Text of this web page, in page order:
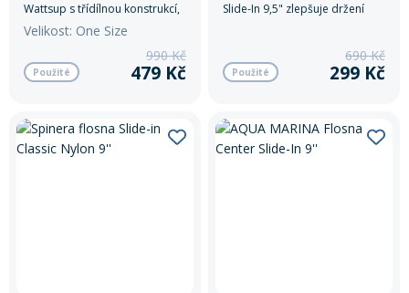
Wattsup s třídílnou konstrukcí,
ideální pro první zkušenosti na
využití.
Velikost: One Size
Použité
990 Kč
479 Kč
Slide-In 9,5" zlepšuje držení
vyjížďkách na klidné vodě.
Použité
690 Kč
299 Kč